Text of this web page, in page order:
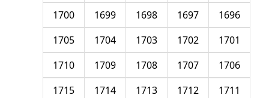
1696
1697
1698
1699
1700
1701
1702
1703
1704
1705
1706
1707
1708
1709
1710
1711
1712
1713
1714
1715